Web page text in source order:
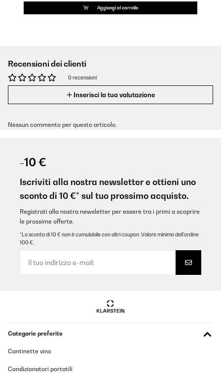
Aggiungi al carrello
Recensioni dei clienti
0 recensioni
Inserisci la tua valutazione
Nessun commento per questo articolo.
-10 €
Iscriviti alla nostra newsletter e ottieni uno
sconto di 10 €* sul tuo prossimo acquisto.
Registrati alla nostra newsletter per essere tra i primi a scoprire
le prossime offerte.
*Lo sconto di 10 € non è cumulabile con altri coupon. Valore minimo dell’ordine
100 €.
Categorie preferite
Cantinette vino
Condizionatori portatili